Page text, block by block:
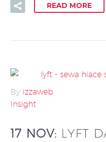
READ MORE
By izzaweb
Insight
17 NOV: LYFT